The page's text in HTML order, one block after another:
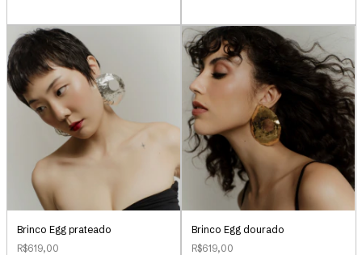
Brinco Egg prateado
R$619,00
Brinco Egg dourado
R$619,00